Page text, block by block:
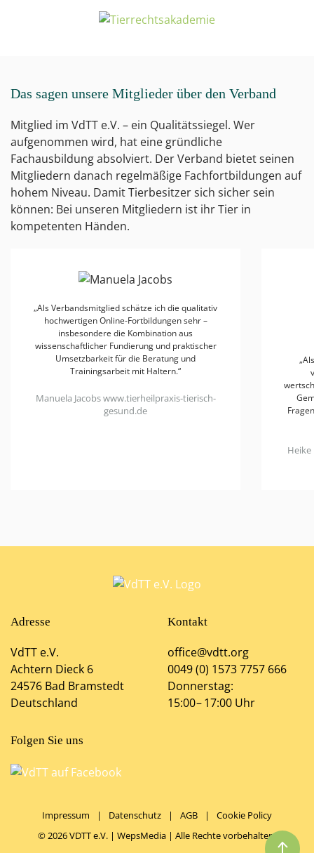
Das sagen unsere Mitglieder über den Verband
Mitglied im VdTT e.V. – ein Qualitätssiegel. Wer
aufgenommen wird, hat eine gründliche
Fachausbildung absolviert. Der Verband bietet seinen
Mitgliedern danach regelmäßige Fachfortbildungen auf
hohem Niveau. Damit Tierbesitzer sich sicher sein
können: Bei unseren Mitgliedern ist ihr Tier in
kompetenten Händen.
„Als Mitglied im Verband schätze ich die
vielfältigen Fortbildungen und den
Gemeinschaft, in der Erfahrungen geteilt,
Fragen offen diskutiert und neue Perspektiven
Adresse
VdTT e.V.
Achtern Dieck 6
24576 Bad Bramstedt
Deutschland
Kontakt
office@vdtt.org
0049 (0) 1573 7757 666
Donnerstag:
15:00 – 17:00 Uhr
Folgen Sie uns
Impressum | Datenschutz | AGB |
Cookie Policy
© 2026VDTT e.V. | WepsMedia | Alle Rechte vorbehalten!